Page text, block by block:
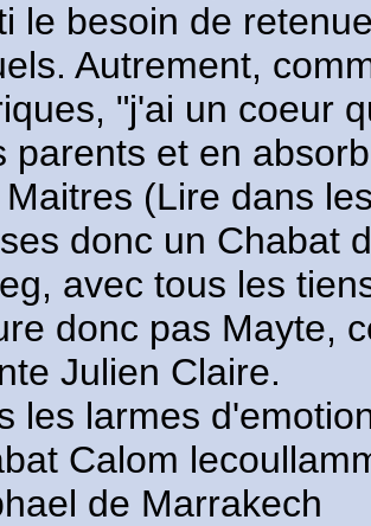
le besoin de
Autrement,
"j'ai un coeur
parents et en
Maitres (Lire dans
donc un Chabat
avec tous les
donc pas Mayte,
Julien Claire.
les larmes
Calom
de Marrakech